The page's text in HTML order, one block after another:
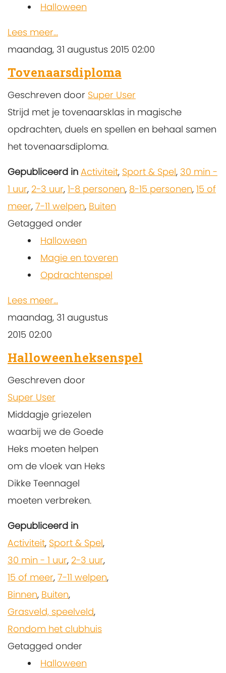
Halloween
Lees meer...
maandag, 31 augustus 2015 02:00
Tovenaarsdiploma
Geschreven door Super User
Strijd met je tovenaarsklas in magische
opdrachten, duels en spellen en behaal samen
het tovenaarsdiploma.
Gepubliceerd in Activiteit, Sport & Spel, 30 min -
1 uur, 2-3 uur, 1-8 personen, 8-15 personen, 15 of
meer, 7-11 welpen, Buiten
Getagged onder
Halloween
Magie en toveren
Opdrachtenspel
Lees meer...
maandag, 31 augustus
2015 02:00
Halloweenheksenspel
Geschreven door
Super User
Middagje griezelen
waarbij we de Goede
Heks moeten helpen
om de vloek van Heks
Dikke Teennagel
moeten verbreken.
Gepubliceerd in
Activiteit, Sport & Spel,
30 min - 1 uur, 2-3 uur,
15 of meer, 7-11 welpen,
Binnen, Buiten,
Grasveld, speelveld,
Rondom het clubhuis
Getagged onder
Halloween